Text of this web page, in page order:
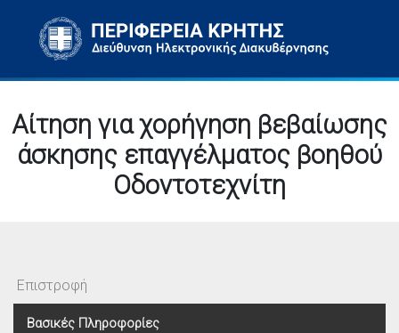
Αίτηση για χορήγηση βεβαίωσης
άσκησης επαγγέλματος βοηθού
Οδοντοτεχνίτη
Επιστροφή
Βασικές Πληροφορίες